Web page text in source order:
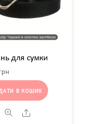
для сумки
В КОШИК
Share